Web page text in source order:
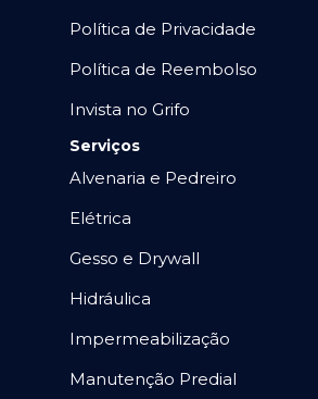
Política de Privacidade
Política de Reembolso
Invista no Grifo
Serviços
Alvenaria e Pedreiro
Elétrica
Gesso e Drywall
Hidráulica
Impermeabilização
Manutenção Predial